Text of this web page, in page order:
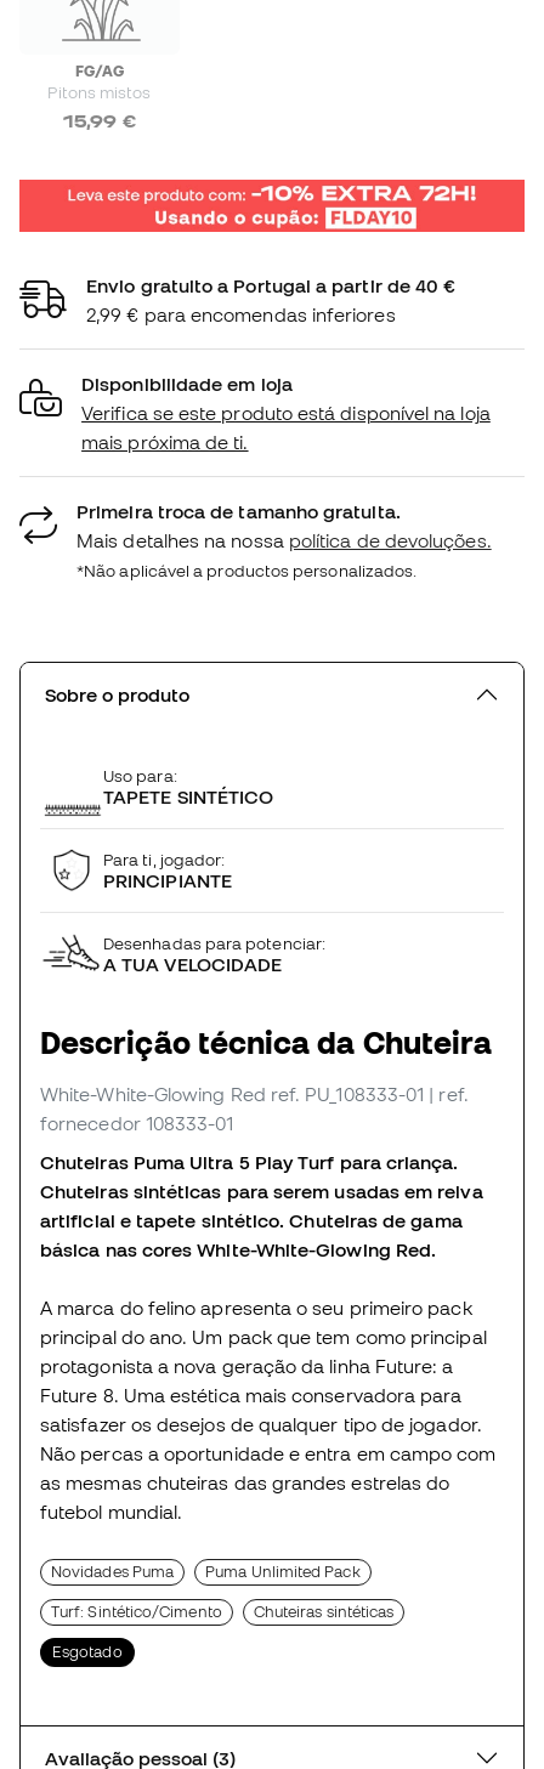
FG/AG
Pitons mistos
15,99 €
Envio gratuito a Portugal a partir de 40 €
2,99 € para encomendas inferiores
Disponibilidade em loja
Verifica se este produto está disponível na loja
mais próxima de ti.
Primeira troca de tamanho gratuita.
Mais detalhes na nossa política de devoluções.
*Não aplicável a productos personalizados.
Sobre o produto
Uso para:
TAPETE SINTÉTICO
Para ti, jogador:
PRINCIPIANTE
Desenhadas para potenciar:
A TUA VELOCIDADE
Descrição técnica da Chuteira
White-White-Glowing Red ref. PU_108333-01 | ref.
fornecedor 108333-01
Chuteiras Puma Ultra 5 Play Turf para criança.
Chuteiras sintéticas para serem usadas em relva
artificial e tapete sintético. Chuteiras de gama
básica nas cores White-White-Glowing Red.
A marca do felino apresenta o seu primeiro pack
principal do ano. Um pack que tem como principal
protagonista a nova geração da linha Future: a
Future 8. Uma estética mais conservadora para
satisfazer os desejos de qualquer tipo de jogador.
Não percas a oportunidade e entra em campo com
as mesmas chuteiras das grandes estrelas do
futebol mundial.
Novidades Puma Puma Unlimited Pack
Turf: Sintético/Cimento Chuteiras sintéticas
Esgotado
Avaliação pessoal (3)